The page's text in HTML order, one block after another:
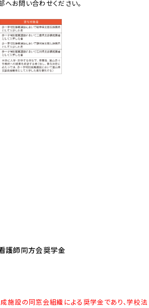
へお問い合わせください。
護師同方会奨学金
施設の同窓会組織による奨学金であり、学校法